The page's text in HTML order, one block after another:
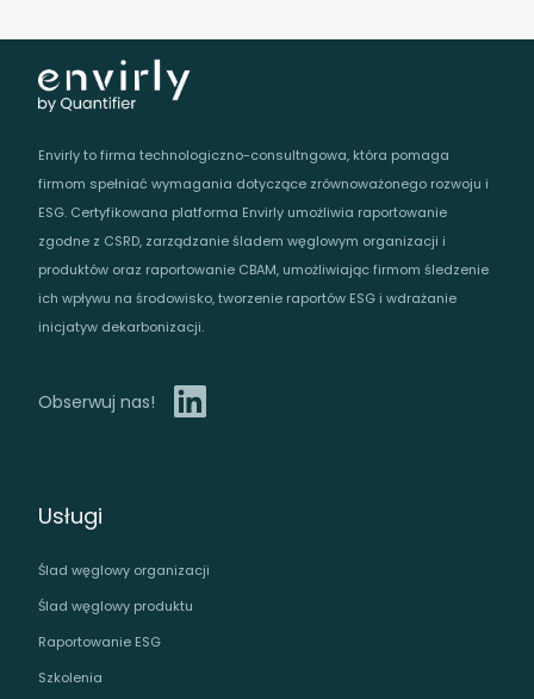
Envirly to firma technologiczno-consultngowa, która pomaga
firmom spełniać wymagania dotyczące zrównoważonego rozwoju i
ESG. Certyfikowana platforma Envirly umożliwia raportowanie
zgodne z CSRD, zarządzanie śladem węglowym organizacji i
produktów oraz raportowanie CBAM, umożliwiając firmom śledzenie
ich wpływu na środowisko, tworzenie raportów ESG i wdrażanie
inicjatyw dekarbonizacji.
Obserwuj nas!
Usługi
Ślad węglowy organizacji
Ślad węglowy produktu
Raportowanie ESG
Szkolenia